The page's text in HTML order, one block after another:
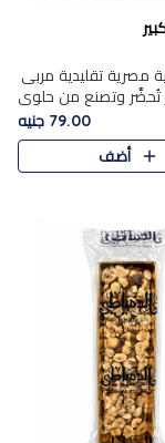
مصرية تقليدية مربى
تُحضَّر وتصنع من حلوي
باسد بقوام طري ومذاق
بحبات الزبيب
..
79.00 جنيه
أضف